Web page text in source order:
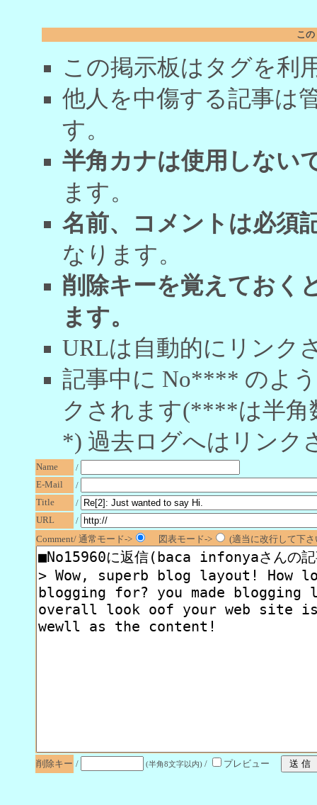
こ
この掲示板はタグを利
他人を中傷する記事は
す。
半角カナは使用しない
ます。
名前、コメントは必須
なります。
削除キーを覚えておく
ます。
URLは自動的にリンク
記事中に No**** のよ
クされます(****は半角
*) 過去ログへはリンク
Name
/
E-Mail
/
Title
/
URL
/
Comment/ 通常モード->
図表モード-> (適当に改行して下
削除キー / (半角8文字以内) / プレビュー